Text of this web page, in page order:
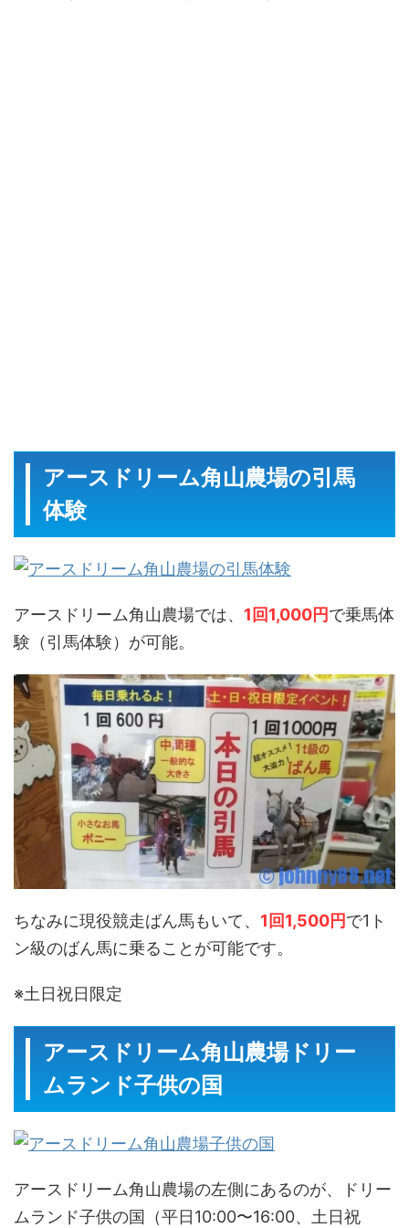
アースドリーム角山農場の引馬
体験
アースドリーム角山農場では、 1回1,000円で乗馬体
験（引馬体験）が可能。
ちなみに現役競走ばん馬もいて、 1回1,500円で1ト
ン級のばん馬に乗ることが可能です。
※土日祝日限定
アースドリーム角山農場ドリー
ムランド子供の国
アースドリーム角山農場の左側にあるのが、ドリー
ムランド子供の国（平日10:00〜16:00、土日祝